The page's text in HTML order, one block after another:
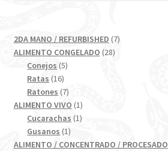
2DA MANO / REFURBISHED 77
ALIMENTO CONGELADO 2828
Conejos 55
Ratas 1616
productos
Ratones 77
productos
ALIMENTO VIVO 11
producto
Cucarachas 11
Gusanos 11
producto
ALIMENTO / CONCENTRADO / PROCESADO